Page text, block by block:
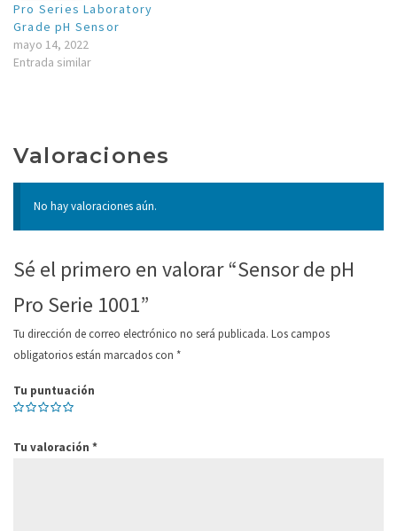
Pro Series Laboratory
Grade pH Sensor
mayo 14, 2022
Entrada similar
Valoraciones
No hay valoraciones aún.
Sé el primero en valorar “Sensor de pH
Pro Serie 1001”
Tu dirección de correo electrónico no será publicada. Los campos
obligatorios están marcados con *
Tu puntuación
Tu valoración *